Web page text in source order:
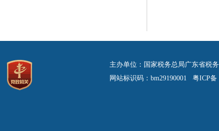
主办单位：国家税务总局广东省税
网站标识码：bm29190001 粤ICP